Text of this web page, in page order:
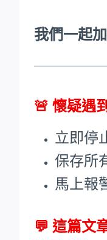
我們一起
🚨 懷疑遇
立即停
保存所
馬上報
💬 這篇文